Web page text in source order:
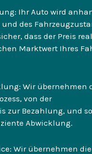
Ihr Auto wird
des
dass der Preis
Marktwert Ihres
Wir übernehmen
von der
zur Bezahlung, und
Abwicklung.
Wir übernehmen die